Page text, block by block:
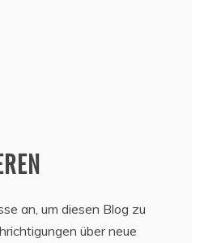
an, um diesen Blog zu
über neue